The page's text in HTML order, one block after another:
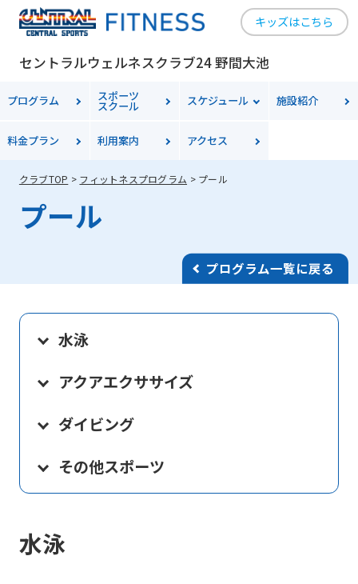
キッズはこちら
セントラルウェルネスクラブ24 野間大池
プログラム スポーツ
スクール スケジュール 施設紹介
料金プラン 利用案内 アクセス
クラブTOP フィットネスプログラム プール
プール
プログラム一覧に戻る
水泳
アクアエクササイズ
ダイビング
その他スポーツ
水泳